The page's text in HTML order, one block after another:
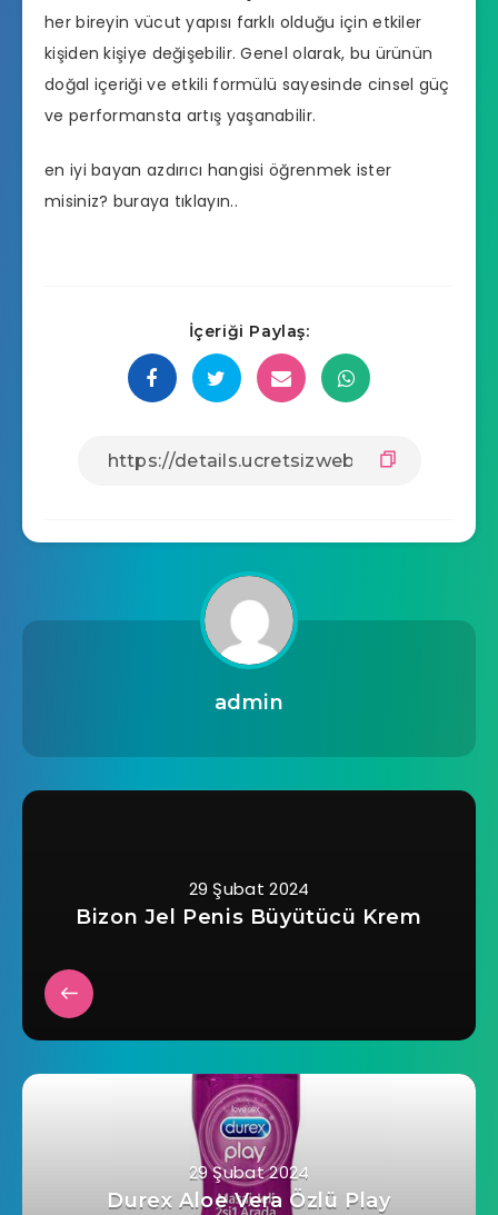
her bireyin vücut yapısı farklı olduğu için etkiler
kişiden kişiye değişebilir. Genel olarak, bu ürünün
doğal içeriği ve etkili formülü sayesinde cinsel güç
ve performansta artış yaşanabilir.
en iyi bayan azdırıcı hangisi öğrenmek ister
misiniz? buraya tıklayın..
İçeriği Paylaş:
admin
29 Şubat 2024
Bizon Jel Penis Büyütücü Krem
29 Şubat 2024
Durex Aloe Vera Özlü Play